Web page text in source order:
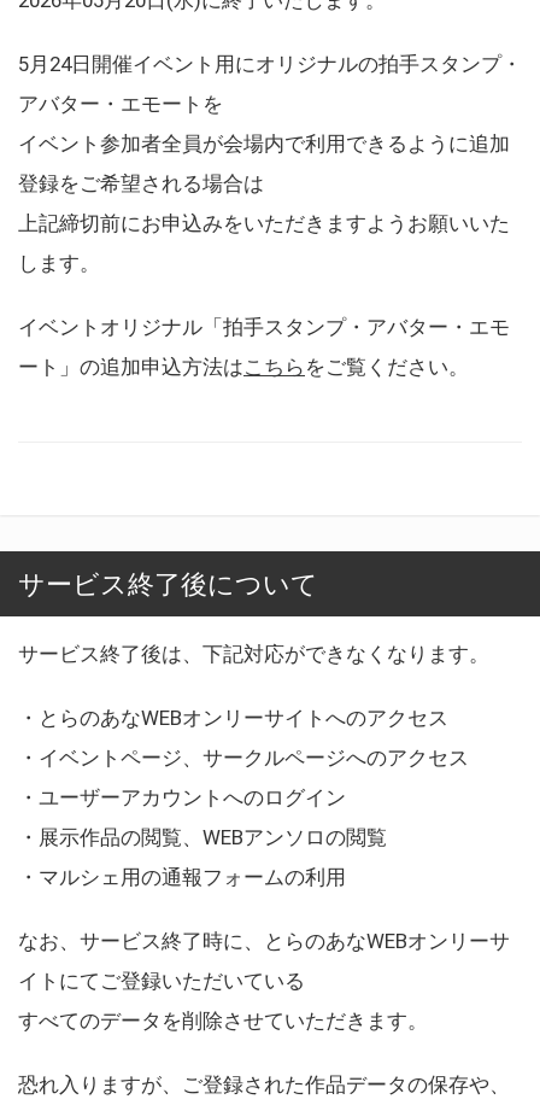
5月24日開催イベント用にオリジナルの拍手スタンプ・
アバター・エモートを
イベント参加者全員が会場内で利用できるように追加
登録をご希望される場合は
上記締切前にお申込みをいただきますようお願いいた
します。
イベントオリジナル「拍手スタンプ・アバター・エモ
ート」の追加申込方法はこちら をご覧ください。
サービス終了後について
サービス終了後は、下記対応ができなくなります。
・とらのあなWEBオンリーサイトへのアクセス
・イベントページ、サークルページへのアクセス
・ユーザーアカウントへのログイン
・展示作品の閲覧、WEBアンソロの閲覧
・マルシェ用の通報フォームの利用
なお、サービス終了時に、とらのあなWEBオンリーサ
イトにてご登録いただいている
すべてのデータを削除させていただきます。
恐れ入りますが、ご登録された作品データの保存や、